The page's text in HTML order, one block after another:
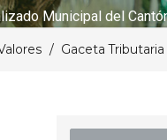
Municipal del
Gaceta Tributaria